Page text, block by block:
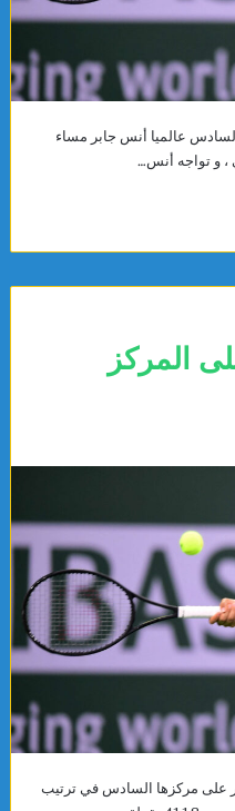
عالميا أنس جابر مساء
، و تواجه أنس…
المركز
على مركزها السادس في ترتيب